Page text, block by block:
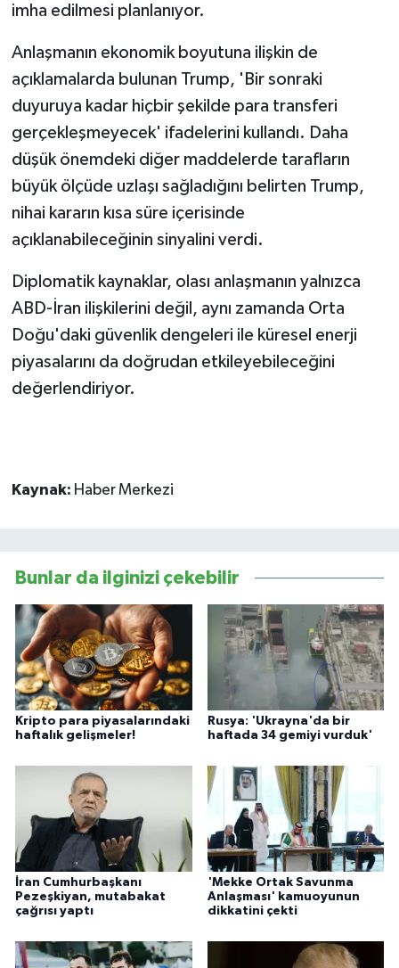
imha edilmesi planlanıyor.
Anlaşmanın ekonomik boyutuna ilişkin de
açıklamalarda bulunan Trump, 'Bir sonraki
duyuruya kadar hiçbir şekilde para transferi
gerçekleşmeyecek' ifadelerini kullandı. Daha
düşük önemdeki diğer maddelerde tarafların
büyük ölçüde uzlaşı sağladığını belirten Trump,
nihai kararın kısa süre içerisinde
açıklanabileceğinin sinyalini verdi.
Diplomatik kaynaklar, olası anlaşmanın yalnızca
ABD-İran ilişkilerini değil, aynı zamanda Orta
Doğu'daki güvenlik dengeleri ile küresel enerji
piyasalarını da doğrudan etkileyebileceğini
değerlendiriyor.
Kaynak: Haber Merkezi
Bunlar da ilginizi çekebilir
Kripto para piyasalarındaki
haftalık gelişmeler!
Rusya: 'Ukrayna'da bir
haftada 34 gemiyi vurduk'
İran Cumhurbaşkanı
Pezeşkiyan, mutabakat
çağrısı yaptı
'Mekke Ortak Savunma
Anlaşması' kamuoyunun
dikkatini çekti